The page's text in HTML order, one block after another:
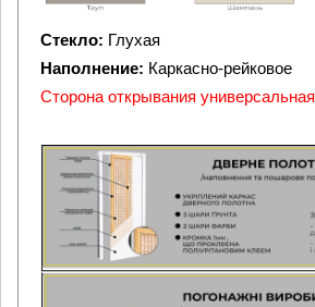
Стекло: Глухая
Наполнение: Каркасно-рейковое
Сторона открывания универсальная